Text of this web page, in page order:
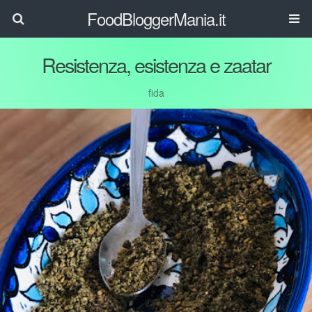
FoodBloggerMania.it
Resistenza, esistenza e zaatar
fida